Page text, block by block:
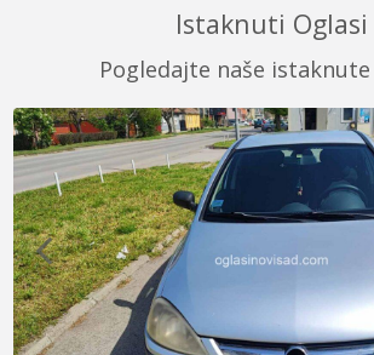
Istaknuti Oglasi
Pogledajte naše